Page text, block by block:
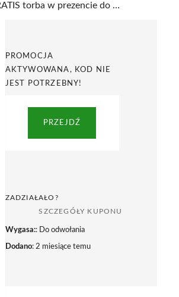
GRATIS torba w prezencie do każdego zamówienia w Mother Earth
PROMOCJA
AKTYWOWANA, KOD NIE
JEST POTRZEBNY!
PRZEJDŹ
ZADZIAŁAŁO?
SZCZEGÓŁY KUPONU
Wygasa:: Do odwołania
Dodano: 2 miesiące temu